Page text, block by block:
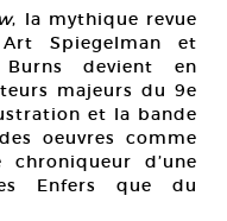
, la mythique revue
Spiegelman et
Burns devient en
majeurs du 9e
et la bande
oeuvres comme
chroniqueur d’une
Enfers que du